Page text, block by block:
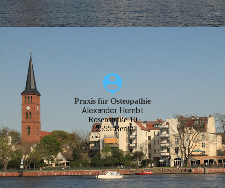
Praxis für Osteopathie
Alexander Hembt
Rosenstraße 10
12555 Berlin